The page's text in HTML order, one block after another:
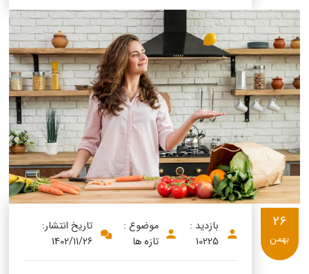
بازدید :
10225
موضوع :
تازه ها
تاریخ انتشار:
1402/11/26
26
بهمن